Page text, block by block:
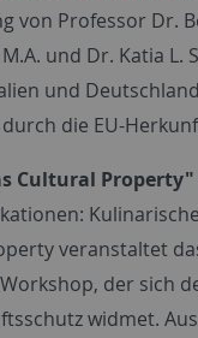
von Professor Dr.
und Dr. Katia L.
und
die EU-
Property"
veranstaltet
der sich
widmet.